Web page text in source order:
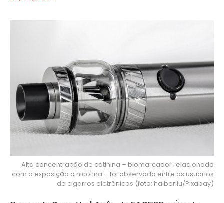
Alta concentração de cotinina – biomarcador relacionado
com a exposição à nicotina – foi observada entre os usuários
de cigarros eletrônicos (foto: haiberliu/Pixabay)